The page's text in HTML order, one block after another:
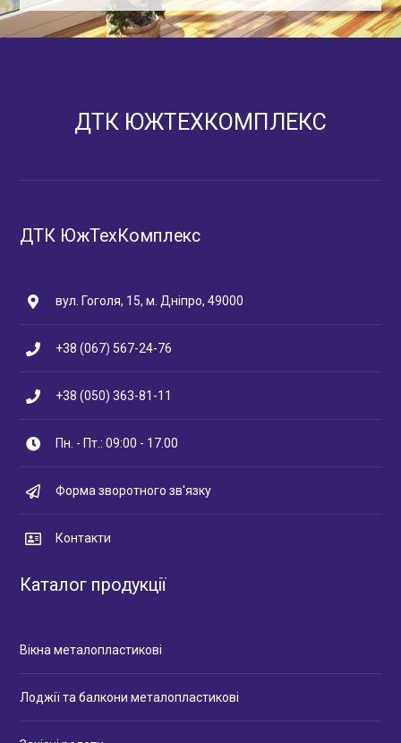
ДТК ЮЖТЕХКОМПЛЕКС
ДТК ЮжТехКомплекс
вул. Гоголя, 15, м. Дніпро, 49000
+38 (067) 567-24-76
+38 (050) 363-81-11
Пн. - Пт.: 09:00 - 17.00
Форма зворотного зв'язку
Контакти
Каталог продукції
Вікна металопластикові
Лоджії та балкони металопластикові